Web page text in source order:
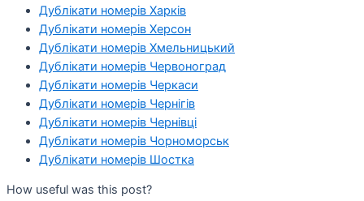
Дублікати номерів Харків
Дублікати номерів Херсон
Дублікати номерів Хмельницький
Дублікати номерів Червоноград
Дублікати номерів Черкаси
Дублікати номерів Чернігів
Дублікати номерів Чернівці
Дублікати номерів Чорноморськ
Дублікати номерів Шостка
How useful was this post?